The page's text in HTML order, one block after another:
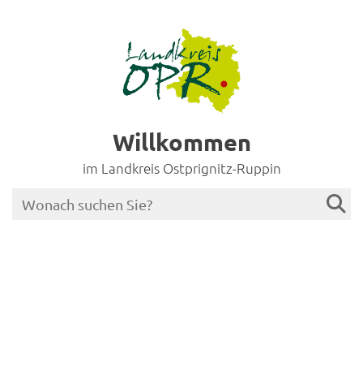
Willkommen
im Landkreis Ostprignitz-Ruppin